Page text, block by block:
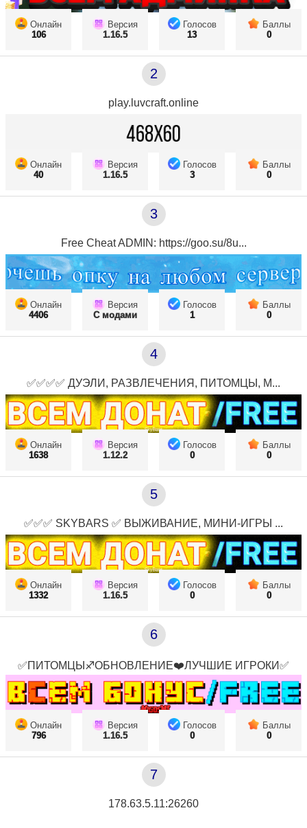
Онлайн
106
Версия
1.16.5
Голосов
13
Баллы
0
2
play.luvcraft.online
Онлайн
40
Версия
1.16.5
Голосов
3
Баллы
0
3
Free Cheat ADMIN: https://goo.su/8u...
Онлайн
4406
Версия
С модами
Голосов
1
Баллы
0
4
✅✅✅✅ ДУЭЛИ, РАЗВЛЕЧЕНИЯ, ПИТОМЦЫ, М...
Онлайн
1638
Версия
1.12.2
Голосов
0
Баллы
0
5
✅✅✅ SKYBARS ✅ ВЫЖИВАНИЕ, МИНИ-ИГРЫ ...
Онлайн
1332
Версия
1.16.5
Голосов
0
Баллы
0
6
✅ПИТОМЦЫ♐ОБНОВЛЕНИЕ❤️ЛУЧШИЕ ИГРОКИ✅
Онлайн
796
Версия
1.16.5
Голосов
0
Баллы
0
7
178.63.5.11:26260